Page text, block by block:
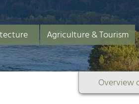
Agriculture & Tourism
Overview